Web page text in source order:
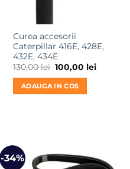
Curea accesorii
Caterpillar 416E, 428E,
432E, 434E
130,00lei Prețul
inițial
a
fost:
130,00 lei.
100,00 leiPrețul
ADAUGA IN COS
-34%